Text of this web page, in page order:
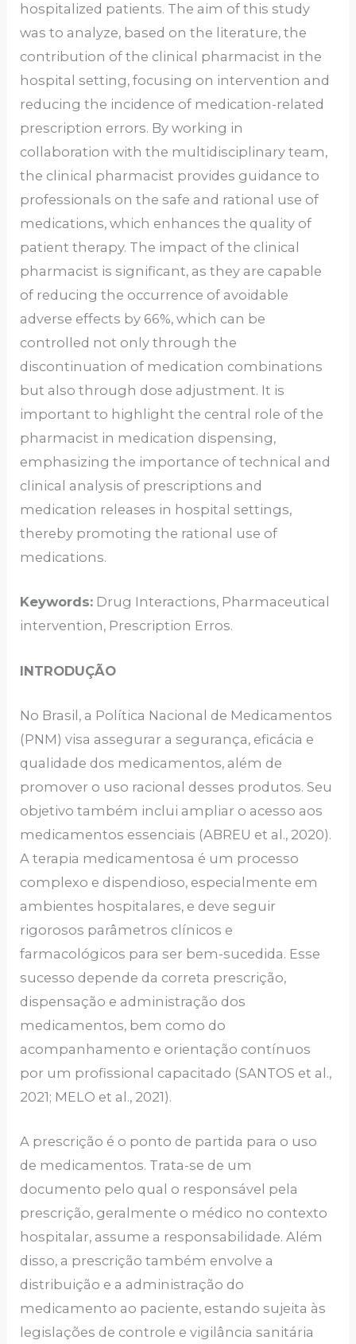
hospitalized patients. The aim of this study
was to analyze, based on the literature, the
contribution of the clinical pharmacist in the
hospital setting, focusing on intervention and
reducing the incidence of medication-related
prescription errors. By working in
collaboration with the multidisciplinary team,
the clinical pharmacist provides guidance to
professionals on the safe and rational use of
medications, which enhances the quality of
patient therapy. The impact of the clinical
pharmacist is significant, as they are capable
of reducing the occurrence of avoidable
adverse effects by 66%, which can be
controlled not only through the
discontinuation of medication combinations
but also through dose adjustment. It is
important to highlight the central role of the
pharmacist in medication dispensing,
emphasizing the importance of technical and
clinical analysis of prescriptions and
medication releases in hospital settings,
thereby promoting the rational use of
medications.
Keywords: Drug Interactions, Pharmaceutical
intervention, Prescription Erros.
INTRODUÇÃO
No Brasil, a Política Nacional de Medicamentos
(PNM) visa assegurar a segurança, eficácia e
qualidade dos medicamentos, além de
promover o uso racional desses produtos. Seu
objetivo também inclui ampliar o acesso aos
medicamentos essenciais (ABREU et al., 2020).
A terapia medicamentosa é um processo
complexo e dispendioso, especialmente em
ambientes hospitalares, e deve seguir
rigorosos parâmetros clínicos e
farmacológicos para ser bem-sucedida. Esse
sucesso depende da correta prescrição,
dispensação e administração dos
medicamentos, bem como do
acompanhamento e orientação contínuos
por um profissional capacitado (SANTOS et al.,
2021; MELO et al., 2021).
A prescrição é o ponto de partida para o uso
de medicamentos. Trata-se de um
documento pelo qual o responsável pela
prescrição, geralmente o médico no contexto
hospitalar, assume a responsabilidade. Além
disso, a prescrição também envolve a
distribuição e a administração do
medicamento ao paciente, estando sujeita às
legislações de controle e vigilância sanitária